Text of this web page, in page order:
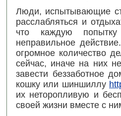
Люди, испытывающие
расслабляться и
что каждую
неправильное
огромное количество
сейчас, иначе на них
завести беззаботное
кошку или шиншиллу
их неторопливую и
своей жизни вместе с